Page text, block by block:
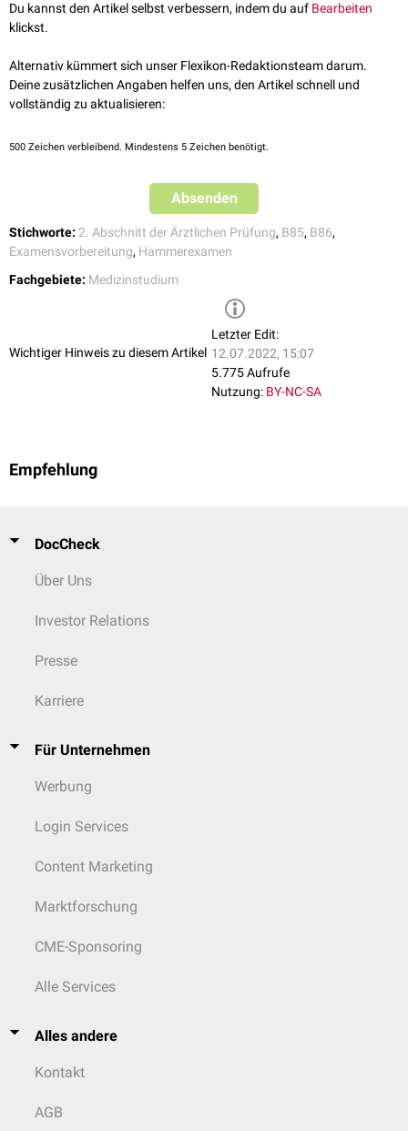
Parasiten
Menschenläuse
Klinik
Juckreiz
Kopfschmerzen Lymphknotenschwellung Erythem
Exanthem
Papeln Pusteln
Fünftagefieber
Tularämie
Diagnostik
Blickdiagnose
Klebestreifentechnik
Nissenkamm,Permethrin
Lindan, Crotamiton ,Ivermectin
FlexiReader: GK2 - Gesamtübersicht
Du kannst den Artikel selbst verbessern, indem du auf Bearbeiten
klickst.
Alternativ kümmert sich unser Flexikon-Redaktionsteam darum.
Deine zusätzlichen Angaben helfen uns, den Artikel schnell und
vollständig zu aktualisieren:
500 Zeichen verbleibend. Mindestens 5 Zeichen benötigt.
Absenden
Stichworte: 2. Abschnitt der Ärztlichen Prüfung, B85, B86,
Examensvorbereitung, Hammerexamen
Fachgebiete: Medizinstudium
Wichtiger Hinweis zu diesem Artikel
Letzter Edit:
12.07.2022, 15:07
5.775 Aufrufe
Nutzung: BY-NC-SA
Empfehlung
DocCheck
Über Uns
Investor Relations
Presse
Karriere
Für Unternehmen
Werbung
Login Services
Content Marketing
Marktforschung
CME-Sponsoring
Alle Services
Alles andere
Kontakt
AGB